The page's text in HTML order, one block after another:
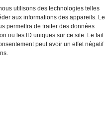
utilisons des technologies telles
aux informations des appareils. Le
permettra de traiter des données
ou les ID uniques sur ce site. Le fait
peut avoir un effet négatif